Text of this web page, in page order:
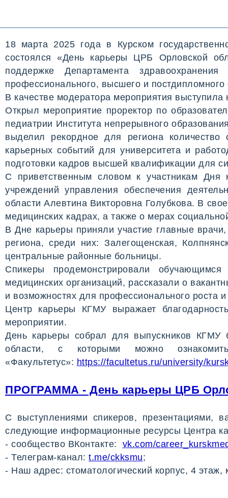
18 марта 2025 года в Курском
состоялся «День карьеры ЦРБ Орловской
поддержке Департамента
профессионального, высшего и
В качестве модератора мероприятия
Открыл мероприятие проректор по
педиатрии Института непрерывного
выделил рекордное для региона количество
карьерных событий для университета и
подготовки кадров высшей квалификации для
С приветственным словом к участникам Дня
учреждений управления обеспечения
области Алевтина Викторовна Голубкова. В
медицинских кадрах, а также о мерах
В Дне карьеры приняли участие главные
региона, среди них: Залегощенская,
центральные районные больницы.
Спикеры продемонстрировали
медицинских организаций, рассказали о
и возможностях для профессионального роста и
Центр карьеры КГМУ выражает
мероприятии.
День карьеры собрал для выпускников КГМУ
области, с которыми можно
«Факультетус»: https://facultetus.ru/university/
ПРОГРАММА - День карьеры ЦРБ
С выступлениями спикеров, презентациями,
следующие информационные ресурсы Центра
- сообщество ВКонтакте: vk.com/
- Телеграм-канал: t.me/ckksmu;
- Наш адрес: стоматологический корпус, 4 этаж,